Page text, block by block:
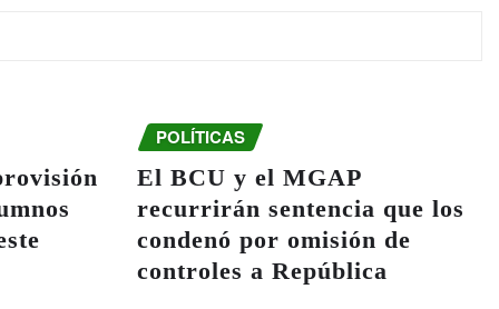
POLÍTICAS
El BCU y el MGAP
recurrirán sentencia que los
condenó por omisión de
controles a República